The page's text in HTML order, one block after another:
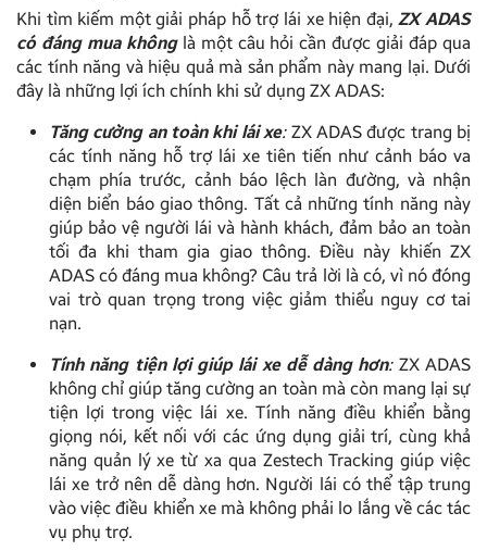
Khi tìm kiếm một giải pháp hỗ trợ lái xe hiện đại, ZX ADAS
có đáng mua khônglà một câu hỏi cần được giải đáp qua
các tính năng và hiệu quả mà sản phẩm này mang lại. Dưới
đây là những lợi ích chính khi sử dụng ZX ADAS:
Tăng cường an toàn khi lái xe:ZX ADAS được trang bị
các tính năng hỗ trợ lái xe tiên tiến như cảnh báo va
chạm phía trước, cảnh báo lệch làn đường, và nhận
diện biển báo giao thông. Tất cả những tính năng này
giúp bảo vệ người lái và hành khách, đảm bảo an toàn
tối đa khi tham gia giao thông. Điều này khiến ZX
ADAS có đáng mua không? Câu trả lời là có, vì nó đóng
vai trò quan trọng trong việc giảm thiểu nguy cơ tai
nạn.
Tính năng tiện lợi giúp lái xe dễ dàng hơn:ZX ADAS
không chỉ giúp tăng cường an toàn mà còn mang lại sự
tiện lợi trong việc lái xe. Tính năng điều khiển bằng
giọng nói, kết nối với các ứng dụng giải trí, cùng khả
năng quản lý xe từ xa qua Zestech Tracking giúp việc
lái xe trở nên dễ dàng hơn. Người lái có thể tập trung
vào việc điều khiển xe mà không phải lo lắng về các tác
vụ phụ trợ.